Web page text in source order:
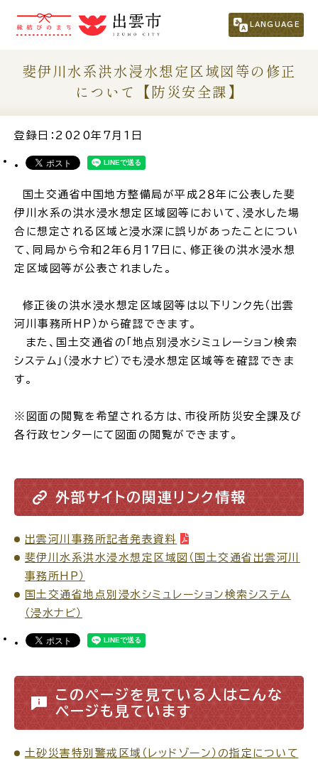
LANGUAGE
市民の方 （くらし・行政・議会）
事業者の方
外国人の方へ
新着情報一覧
ふるさと納税
場面から探す
入園・入学 結婚・離婚
引っ越し
高齢者・介護 病気・ケガ
斐伊川水系洪水浸水想定区域図等の修正
について【防災安全課】
登録日：2020年7月1日
国土交通省中国地方整備局が平成２８年に公表した斐
伊川水系の洪水浸水想定区域図等において、浸水した場
合に想定される区域と浸水深に誤りがあったことについ
て、同局から令和２年６月１７日に、修正後の洪水浸水想
定区域図等が公表されました。
修正後の洪水浸水想定区域図等は以下リンク先（出雲
河川事務所HP）から確認できます。
また、国土交通省の「地点別浸水シミュレーション検索
システム」（浸水ナビ）でも浸水想定区域等を確認できま
す。
※図面の閲覧を希望される方は、市役所防災安全課及び
各行政センターにて図面の閲覧ができます。
外部サイトの関連リンク情報
出雲河川事務所記者発表資料
斐伊川水系洪水浸水想定区域図（国土交通省出雲河川
事務所HP）
国土交通省地点別浸水シミュレーション検索システム
（浸水ナビ）
このページを見ている人はこんな
ページも見ています
土砂災害特別警戒区域（レッドゾーン）の指定について